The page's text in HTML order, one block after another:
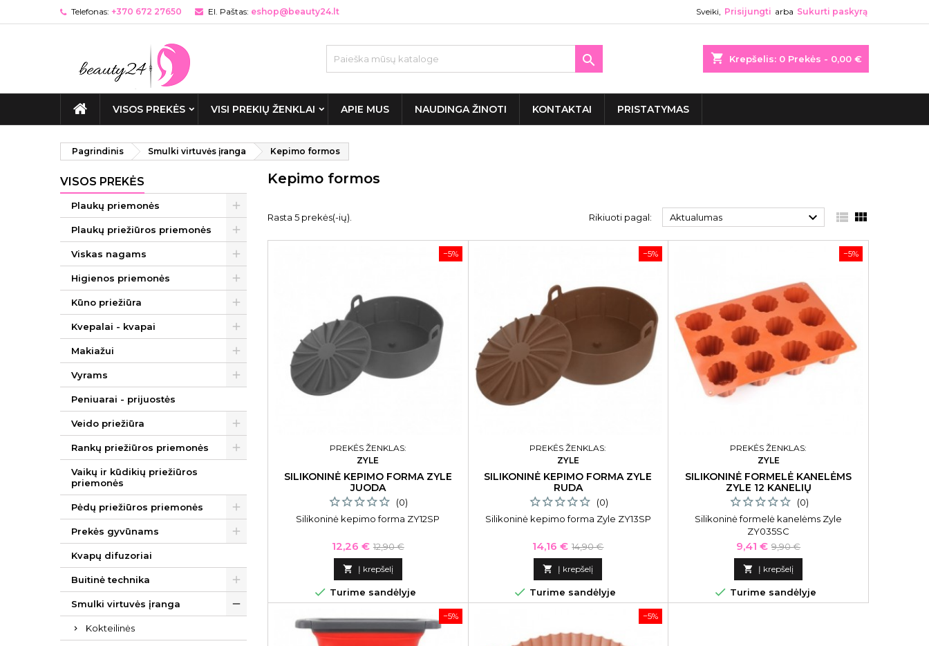
Telefonas: +370 672 27650 El. Paštas: eshop@beauty24.lt Sveiki, Prisijungti arba Sukurti paskyrą
shopping_cart Krepšelis: 0 Prekės - 0,00 €

VISOS PREKĖS VISI PREKIŲ ŽENKLAI APIE MUS NAUDINGA ŽINOTI KONTAKTAI PRISTATYMAS
Pagrindinis Smulki virtuvės įranga Kepimo formos
VISOS PREKĖS
Plaukų priemonės
Plaukų priežiūros priemonės
Viskas nagams
Higienos priemonės
Kūno priežiūra
Kvepalai - kvapai
Makiažui
Vyrams
Peniuarai - prijuostės
Veido priežiūra
Rankų priežiūros priemonės
Vaikų ir kūdikių priežiūros
priemonės
Pėdų priežiūros priemonės
Prekės gyvūnams
Kvapų difuzoriai
Buitinė technika
Smulki virtuvės įranga
Kokteilinės
Kepimo formos
Rasta 5 prekės(-ių). Rikiuoti pagal: Aktualumas   
−5%
PREKĖS ŽENKLAS:
ZYLE
SILIKONINĖ KEPIMO FORMA ZYLE
JUODA
(0)
Silikoninė kepimo forma ZY12SP
Kaina
12,26 € Bazinė
kaina
12,90 €
 Į krepšelį
 Turime sandėlyje
−5%
PREKĖS ŽENKLAS:
ZYLE
SILIKONINĖ KEPIMO FORMA ZYLE
RUDA
(0)
Silikoninė kepimo forma Zyle ZY13SP
Kaina
14,16 € Bazinė
kaina
14,90 €
 Į krepšelį
 Turime sandėlyje
−5%
PREKĖS ŽENKLAS:
ZYLE
SILIKONINĖ FORMELĖ KANELĖMS
ZYLE 12 KANELIŲ
(0)
Silikoninė formelė kanelėms Zyle
ZY035SC
Kaina
9,41 € Bazinė
kaina
9,90 €
 Į krepšelį
 Turime sandėlyje
−5% −5%